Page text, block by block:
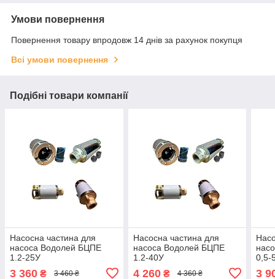
Умови повернення
Повернення товару впродовж 14 днів за рахунок покупця
Всі умови повернення
Подібні товари компанії
Насосна частина для
насоса Водолей БЦПЕ
1.2-25У
3 360 ₴ 3 460 ₴
Насосна частина для
насоса Водолей БЦПЕ
1.2-40У
4 260₴ 4 360 ₴
0,5-
3